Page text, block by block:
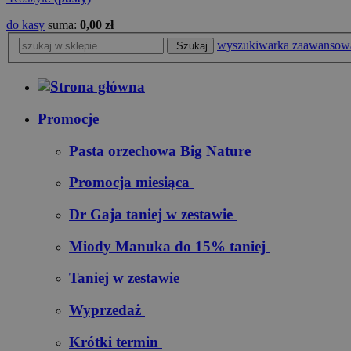
do kasy suma: 0,00 zł
Szukaj wyszukiwarka
Promocje
Pasta orzechowa Big Nature
Promocja miesiąca
Dr Gaja taniej w zestawie
Miody Manuka do 15% taniej
Taniej w zestawie
Wyprzedaż
Krótki termin